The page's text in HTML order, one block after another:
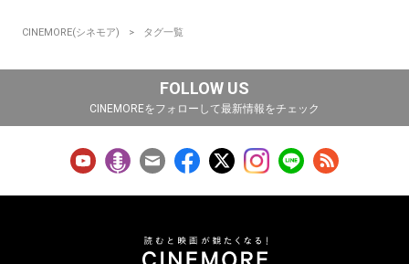
CINEMORE(シネモア) タグ一覧
FOLLOW US
CINEMOREをフォローして最新情報をチェック